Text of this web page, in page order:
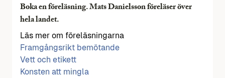
Boka en föreläsning. Mats Danielsson föreläser över
hela landet.
Läs mer om föreläsningarna
Framgångsrikt bemötande
Vett och etikett
Konsten att mingla